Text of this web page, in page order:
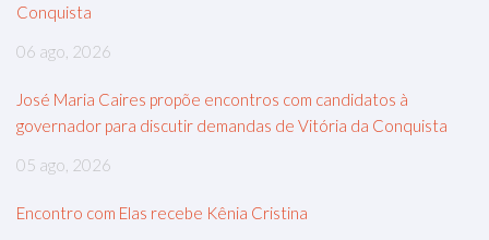
Conquista
06 ago, 2026
José Maria Caires propõe encontros com candidatos à
governador para discutir demandas de Vitória da Conquista
05 ago, 2026
Encontro com Elas recebe Kênia Cristina